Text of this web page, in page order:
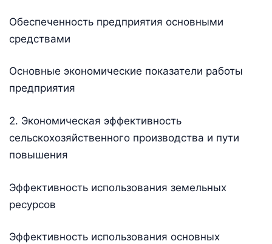
Обеспеченность предприятия основными
средствами
Основные экономические показатели работы
предприятия
2. Экономическая эффективность
сельскохозяйственного производства и пути
повышения
Эффективность использования земельных
ресурсов
Эффективность использования основных